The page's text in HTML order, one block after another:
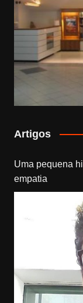
Artigos
Uma pequena
empatia